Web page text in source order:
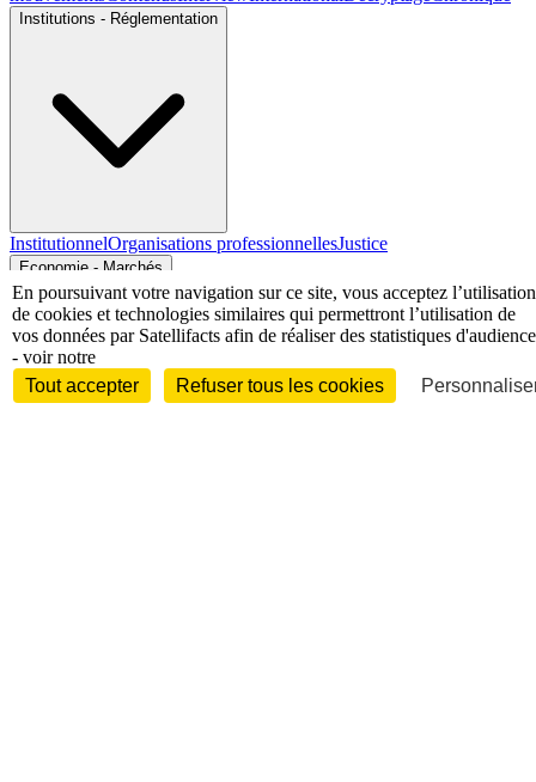
Institutions - Réglementation
InstitutionnelOrganisations professionnellesJustice
Economie - Marchés
En poursuivant votre navigation sur ce site, vous acceptez l’utilisation
de cookies et technologies similaires qui permettront l’utilisation de
vos données par Satellifacts afin de réaliser des statistiques d'audience
- voir notre
Tout accepter
Refuser tous les cookies